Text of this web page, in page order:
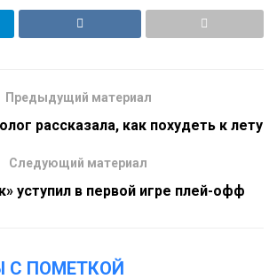
Предыдущий материал
рассказала, как похудеть к лету
Следующий материал
уступил в первой игре плей-офф
С ПОМЕТКОЙ